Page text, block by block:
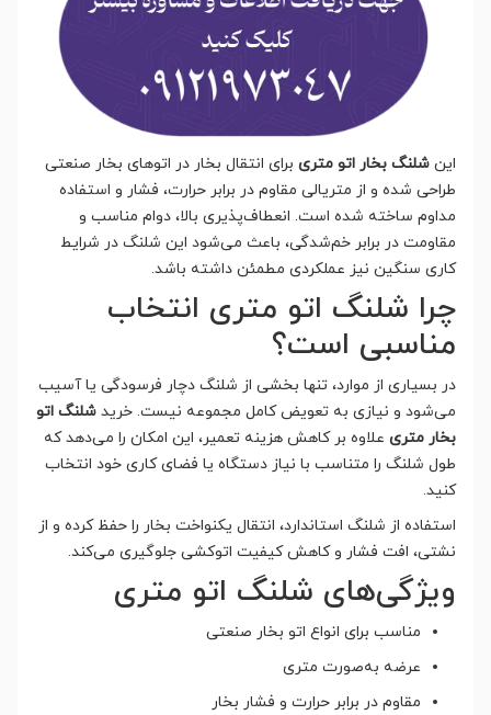
این شلنگ بخار اتو متری برای انتقال بخار در اتوهای بخار صنعتی
طراحی شده و از متریالی مقاوم در برابر حرارت، فشار و استفاده
مداوم ساخته شده است. انعطاف‌پذیری بالا، دوام مناسب و
مقاومت در برابر خم‌شدگی، باعث می‌شود این شلنگ در شرایط
کاری سنگین نیز عملکردی مطمئن داشته باشد.
چرا شلنگ اتو متری انتخاب
مناسبی است؟
در بسیاری از موارد، تنها بخشی از شلنگ دچار فرسودگی یا آسیب
می‌شود و نیازی به تعویض کامل مجموعه نیست. خرید شلنگ اتو
بخار متری علاوه بر کاهش هزینه تعمیر، این امکان را می‌دهد که
طول شلنگ را متناسب با نیاز دستگاه یا فضای کاری خود انتخاب
کنید.
استفاده از شلنگ استاندارد، انتقال یکنواخت بخار را حفظ کرده و از
نشتی، افت فشار و کاهش کیفیت اتوکشی جلوگیری می‌کند.
ویژگی‌های شلنگ اتو متری
مناسب برای انواع اتو بخار صنعتی
عرضه به‌صورت متری
مقاوم در برابر حرارت و فشار بخار